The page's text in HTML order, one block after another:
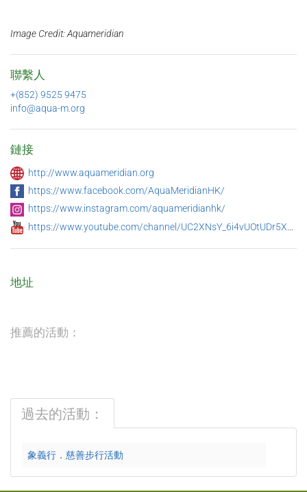
Image Credit: Aquameridian
聯繫人
+(852) 9525 9475
info@aqua-m.org
鏈接
http://www.aquameridian.org
https://www.facebook.com/AquaMeridianHK/
https://www.instagram.com/aquameridianhk/
https://www.youtube.com/channel/UC2XNsY_6i4vUOtUDr5X8Gbw/featured
地址
推薦的活動：
過去的活動：
象義行．慈善步行活動